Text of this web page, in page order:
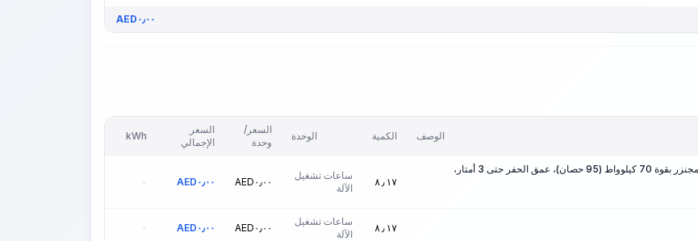
AED ٠٫٠٠
الوصف الكمية الوحدة
السعر/
وحدة
السعر
الإجمالي
kWh
آلات الحفر والرافعات على قاعدة جرار مجنزر بقوة 70 كيلوواط (95 حصان)، عمق الحفر حتى 3 أمتار،
٨٫١٧
ساعات تشغيل
الآلة
AED ٠٫٠٠ AED ٠٫٠٠ -
٨٫١٧
ساعات تشغيل
الآلة
AED ٠٫٠٠ AED ٠٫٠٠ -